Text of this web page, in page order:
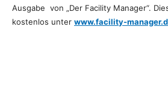
Ausgabe von „Der Facility Manager“.
kostenlos unter www.facility-